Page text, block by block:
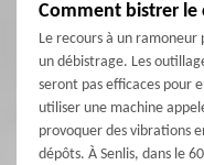
Comment bistrer le
Le recours à un ramoneur
un débistrage. Les
seront pas efficaces pour
utiliser une machine
provoquer des vibrations
dépôts. À Senlis, dans le